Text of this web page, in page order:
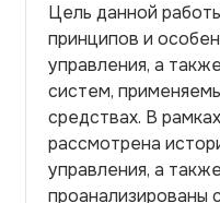
Цель данной
принципов и
управления, а
систем,
средствах. В
рассмотрена
управления, а
проанализированы